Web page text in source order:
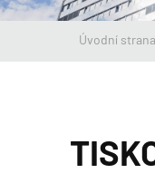
Úvodní strana